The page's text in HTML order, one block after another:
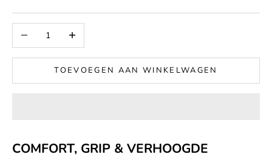
Aantal verlagenAantal verhogen
TOEVOEGEN AAN WINKELWAGEN
COMFORT, GRIP & VERHOOGDE